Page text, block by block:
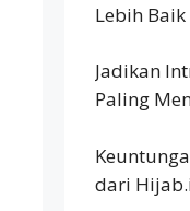
Lebih Baik
Jadikan
Paling
dari